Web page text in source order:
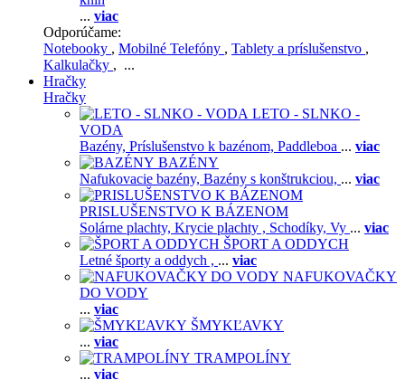
... viac
Odporúčame:
Notebooky , Mobilné Telefóny , Tablety a príslušenstvo ,
Kalkulačky , ...
Hračky
Hračky
LETO - SLNKO -
VODA
Bazény, Príslušenstvo k bazénom, Paddleboa ... viac
BAZÉNY
Nafukovacie bazény, Bazény s konštrukciou, ... viac
PRISLUŠENSTVO K BÁZENOM
Solárne plachty, Krycie plachty , Schodíky, Vy ... viac
ŠPORT A ODDYCH
Letné športy a oddych , ... viac
NAFUKOVAČKY
DO VODY
... viac
ŠMYKĽAVKY
... viac
TRAMPOLÍNY
... viac